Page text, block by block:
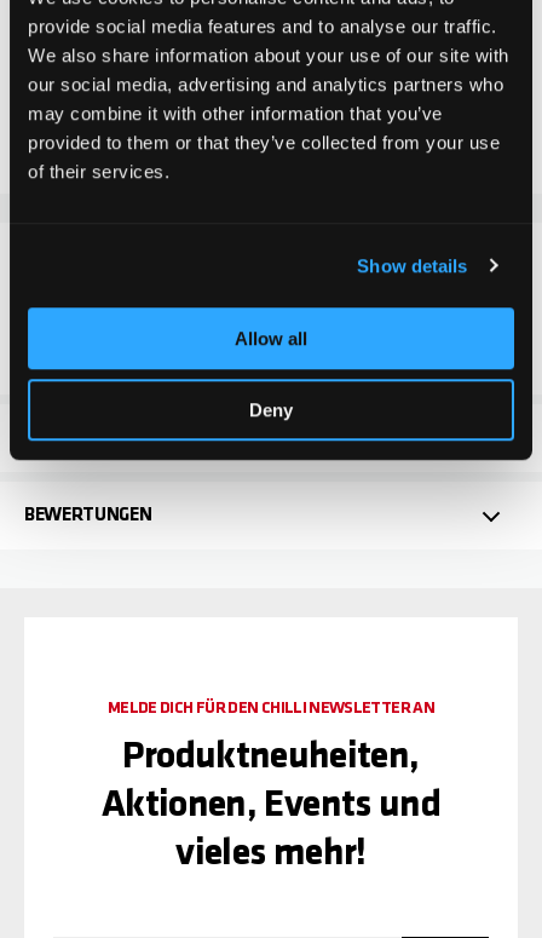
provide social media features and to analyse our traffic.
We also share information about your use of our site with
our social media, advertising and analytics partners who
may combine it with other information that you’ve
provided to them or that they’ve collected from your use
of their services.
Show details
Allow all
Deny
In den Warenkorb
Zur Wunschliste hinzufügen
Zur Vergleichsliste hinzufügen
TECHNISCHE DATEN
BEWERTUNGEN
MELDE DICH FÜR DEN CHILLI NEWSLETTER AN
Produktneuheiten,
Aktionen, Events und
vieles mehr!